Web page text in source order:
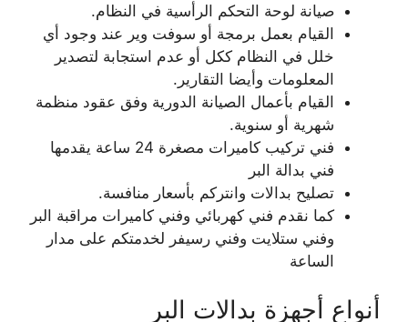
صيانة لوحة التحكم الرأسية في النظام.
القيام بعمل برمجة أو سوفت وير عند وجود أي
خلل في النظام ككل أو عدم استجابة لتصدير
المعلومات وأيضا التقارير.
القيام بأعمال الصيانة الدورية وفق عقود منظمة
شهرية أو سنوية.
فني تركيب كاميرات مصغرة 24 ساعة يقدمها
فني بدالة البر
تصليح بدالات وانتركم بأسعار منافسة.
كما نقدم فني كهربائي وفني كاميرات مراقبة البر
وفني ستلايت وفني رسيفر لخدمتكم على مدار
الساعة
أنواع أجهزة بدالات البر